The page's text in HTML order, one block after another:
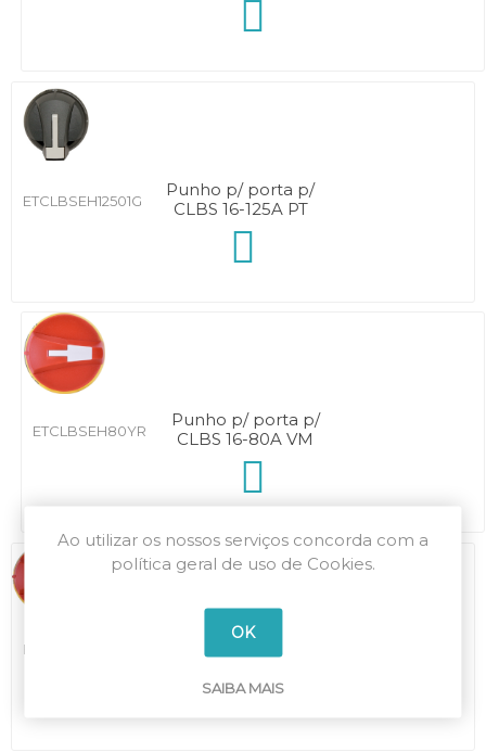
ETCLBSEH12501G
Punho p/ porta p/
CLBS 16-125A PT
ETCLBSEH80YR
Punho p/ porta p/
CLBS 16-80A VM
ETCLBSEH125YR
Punho p/ porta p/
CLBS 100-125A VM
Ao utilizar os nossos serviços concorda com a
política geral de uso de Cookies.
OK
SAIBA MAIS